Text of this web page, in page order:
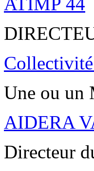
Une ou un
AIDERA
Directeur